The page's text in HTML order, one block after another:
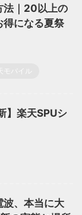
法｜20以上の
得になる夏祭
モバイル
】楽天SPUシ
波、本当に大